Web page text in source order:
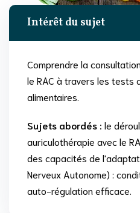
Intérêt du sujet
Comprendre la
le RAC à travers les tests
alimentaires.
Sujets abordés : le
auriculothérapie avec le
des capacités de
Nerveux Autonome) :
auto-régulation efficace.